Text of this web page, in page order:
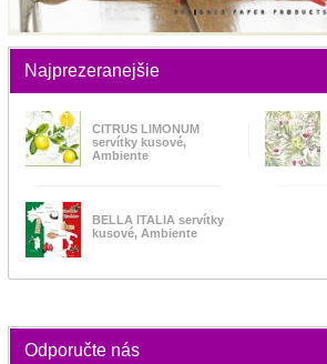
Najprezeranejšie
CITRUS LIMONUM
servítky kusové,
Ambiente
BELLA ITALIA servítky
kusové, Ambiente
Odporučte nás